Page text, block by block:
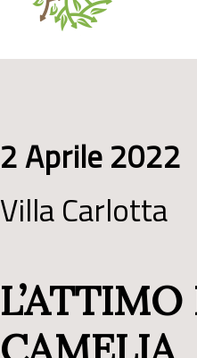
2 Aprile 2022
Villa Carlotta